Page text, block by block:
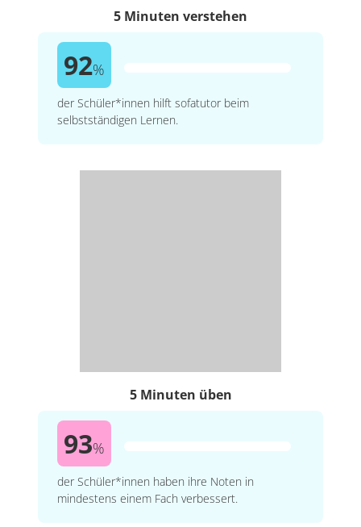
5 Minuten verstehen
92%
der Schüler*innen hilft sofatutor beim
selbstständigen Lernen.
5 Minuten üben
93%
der Schüler*innen haben ihre Noten in
mindestens einem Fach verbessert.